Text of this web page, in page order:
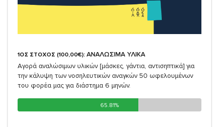
1ΟΣ ΣΤΟΧΟΣ (100,00€): ΑΝΑΛΩΣΙΜΑ ΥΛΙΚΑ
Αγορά αναλώσιμων υλικών [μάσκες, γάντια, αντισηπτικά] για
την κάλυψη των νοσηλευτικών αναγκών 50 ωφελουμένων
του φορέα μας για διάστημα 6 μηνών.
65.81%
65.81%